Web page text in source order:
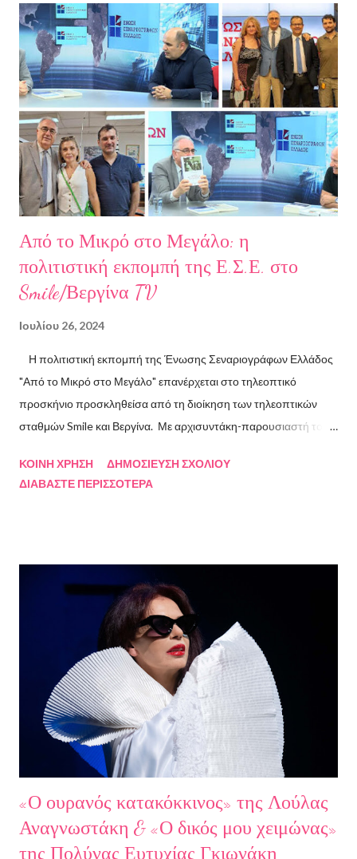
Σχετικά με την συγγραφέα Η Ελίζα Σουφλή γεννήθηκε το 1989 και
μεγάλωσε στον Πειραιά. Αποφοίτησε από το Τμήμα Νομικής του
Αριστοτελείου Πανεπιστημίου Θεσσαλονίκης. Έχει κάνει επίσης
σπουδές στη μουσική, την ιστορία της τέχνης και τη φιλολογία
στην Ελλάδα και το εξωτερικό. Από το 2008 ασχολείται με την
πολιτιστική δημοσιογραφία και διατηρεί τον πολιτιστικό ιστότοπο
ART.harbour. Έζησε κα...
Από το Μικρό στο Μεγάλο: η
πολιτιστική εκπομπή της Ε.Σ.Ε. στο
Smile/Βεργίνα TV
Ιουλίου 26, 2024
Η πολιτιστική εκπομπή της Ένωσης Σεναριογράφων Ελλάδος
"Από το Μικρό στο Μεγάλο" επανέρχεται στο τηλεοπτικό
προσκήνιο προσκληθείσα από τη διοίκηση των τηλεοπτικών
σταθμών Smile και Βεργίνα. Με αρχισυντάκη-παρουσιαστή τον
Κακαβά θα προβάλλεται από τις 3 Αυγούστου και κάθε Σάββατο
Λουκάς Κούτρας Τη δεύτερη εκπομπή τίμησαν ο πρώην
πρόεδρος της Ε.Σ.Ε., συγγραφέας, Στάθης Βαλούκος, ο
ιστορικός συγγραφέας Δρ Ιωάννης Δασκαρόλης, η
μουσικοσυνθέτης Πέννυ Μπινιάρη και ο σκηνοθέτης Στέργιος
Παπαευαγγέλου Σκηνοθεσία: Δημήτρης Σωτηράκης Βοηθός
Σκηνοθέτης: Νεκταρία Δασκαλάκη Παρουσιάστηκαν τα βιβλία
"Ο πόλεμος δεν τελείωσε ακόμα" μυθιστόρημα του Στάθη
Βαλούκου και τα ε...
ΚΟΙΝΉ ΧΡΉΣΗ
ΔΗΜΟΣΊΕΥΣΗ ΣΧΟΛΊΟΥ
ΔΙΑΒΆΣΤΕ ΠΕΡΙΣΣΌΤΕΡΑ
«Ο ουρανός κατακόκκινος» της Λούλας
Αναγνωστάκη & «Ο δικός μου χειμώνας»
της Πολύνας Ευτυχίας Γκιωνάκη